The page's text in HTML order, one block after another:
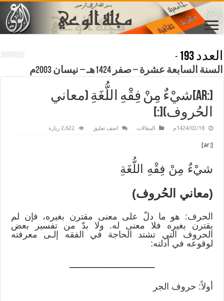
العدد 193
-
السنة السابعة عشرة – صفر 1424هـ – نيسان 2003م
[:ar]شيْءٌ مِنْ فِقْهِ اللُّغَةِ (معاني
الحُروف)[:]
1424/02/18م المقالات اضف تعليق 2,622 زيارة
[:ar]
شيْءٌ مِنْ فِقْهِ اللُّغَةِ
(معاني الحُروف)
الحرف: هو ما دلّ على معنى مقترن بغيره، فإن لم
يقترن بغيره فلا معنى له. ولا بدّ من تفسير بعض
الحروف التي تشتد الحاجة في الفقه إلـى معرفته
لوقوعه في أدلته:
ــــــــــــــــــــــــــــــــــ
أولاً: حروف الجر